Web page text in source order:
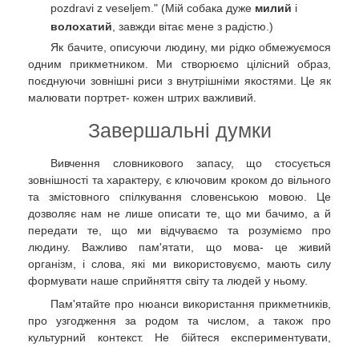
pozdravi z veseljem." (Мій собака дуже милий і
волохатий , завжди вітає мене з радістю.)
Як бачите, описуючи людину, ми рідко обмежуємося
одним прикметником. Ми створюємо цілісний образ,
поєднуючи зовнішні риси з внутрішніми якостями. Це як
малювати портрет- кожен штрих важливий.
Завершальні думки
Вивчення словникового запасу, що стосується
зовнішності та характеру, є ключовим кроком до вільного
та змістовного спілкування словенською мовою. Це
дозволяє нам не лише описати те, що ми бачимо, а й
передати те, що ми відчуваємо та розуміємо про
людину. Важливо пам'ятати, що мова- це живий
організм, і слова, які ми використовуємо, мають силу
формувати наше сприйняття світу та людей у ньому.
Пам'ятайте про нюанси використання прикметників,
про узгодження за родом та числом, а також про
культурний контекст. Не бійтеся експериментувати,